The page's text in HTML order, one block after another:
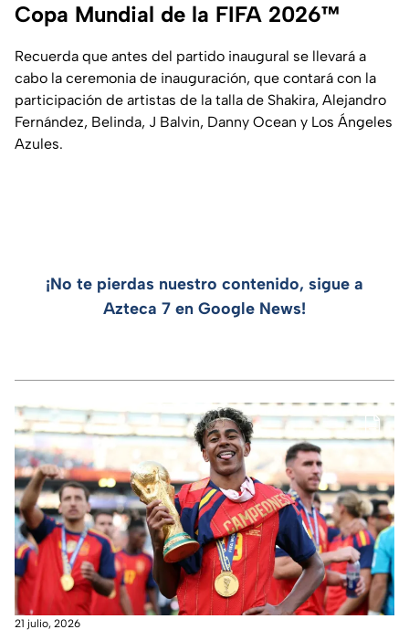
Copa Mundial de la FIFA 2026™
Recuerda que antes del partido inaugural se llevará a
cabo la ceremonia de inauguración, que contará con la
participación de artistas de la talla de Shakira, Alejandro
Fernández, Belinda, J Balvin, Danny Ocean y Los Ángeles
Azules.
¡No te pierdas nuestro contenido, sigue a
Azteca 7 en Google News!
21 julio, 2026